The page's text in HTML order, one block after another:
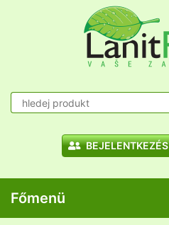
BEJELENTKEZÉS
Főmenü